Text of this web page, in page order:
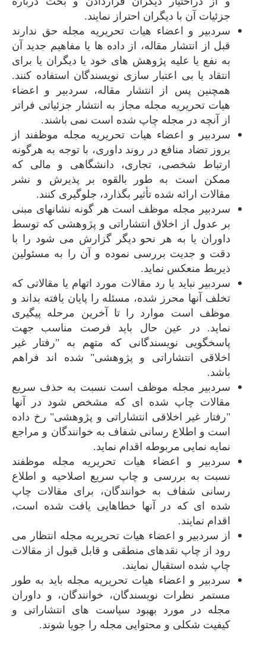
جزئیات آن با دیگران احتراز نمایند.
سردبیر و اعضاء هیات تحریریه مجله حق ندارند
قبل از انتشار مقاله، از داده ها یا مفاهیم جدید آن
به نفع یا علیه پژوهش های خود یا دیگران یا برای
انتقاد یا بی اعتبار سازی نویسندگان استفاده کنند.
همچنین پس از انتشار مقاله، سردبیر و اعضاء
هیات تحریریه مجله مجاز به انتشار جزئیاتی فراتر
از آنچه در مجله چاپ شده است نمی باشند.
سردبیر و اعضاء هیات تحریریه مجله موظفند از
بروز تضاد منافع در روند داوری، با توجه به هرگونه
ارتباط شخصی، تجاری، دانشگاهی و مالی که
ممکن است به طور بالقوه بر پذیرش و نشر
مقالات ارائه شده تأثیر بگذارد، جلوگیری کنند.
سردبیر مجله موظف است هر گونه نشانه­ای مبنی
بر عدول از اخلاق انتشاراتی و پژوهشی که توسط
داوران یا به هر نحو دیگر گزارش می شود را با
دقت و جدیت بررسی نموده و آن را به مسئولین
ذیربط منعکس نماید.
سردبیر نباید با رد مقالات مورد اتهام یا مقالاتی که
تخلف آنها محرز شده، مسئله را پایان یافته بداند و
موظف است موارد را تا آخرین مرحله پیگیری
نماید. در عین حال باید فرصت مناسب جهت
پاسخگویی نویسندگانی که متهم به "رفتار غیر
اخلاقی انتشاراتی و پژوهشی" شده اند فراهم
باشد.
سردبیر مجله موظف است نسبت به حذف سریع
مقالات چاپ شده ای که مشخص شود در آنها
"رفتار غیر اخلاقی انتشاراتی و پژوهشی" رخ داده
است و اطلاع رسانی شفاف به خوانندگان و مراجع
نمایه نمایی مربوطه اقدام نماید.
سردبیر و اعضاء هیات تحریریه مجله موظفند
نسبت به بررسی و چاپ سریع اصلاحیه و اطلاع
رسانی شفاف به خوانندگان، برای مقالات چاپ
شده ای که در آنها خطاهایی یافت شده است،
اقدام نمایند.
از سردبیر و اعضاء هیات تحریریه مجله انتظار می
رود از چاپ نقدهای منطقی و قابل قبول از مقالات
چاپ شده استقبال نمایند.
سردبیر و اعضاء هیات تحریریه مجله باید به طور
مستمر نظرات نویسندگان، خوانندگان، و داوران
مجله در مورد بهبود سیاست های انتشاراتی و
کیفیت شکلی و محتوایی مجله را جویا شوند.